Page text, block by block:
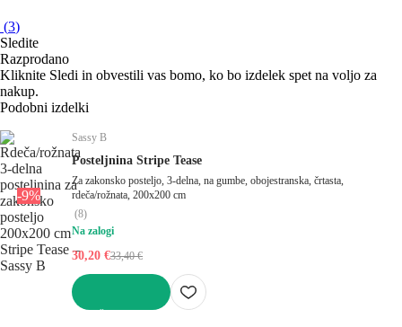
(3)
Sledite
Razprodano
Kliknite Sledi in obvestili vas bomo, ko bo izdelek spet na voljo za
nakup.
Podobni izdelki
-9%
Sassy B
Posteljnina Stripe Tease
Za zakonsko posteljo, 3-delna, na gumbe, obojestranska, črtasta,
rdeča/rožnata, 200x200 cm
(8)
Na zalogi
30,20 €33,40 €